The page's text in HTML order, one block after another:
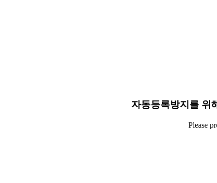
자동등록방지를 위
Please